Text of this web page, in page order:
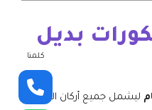
بديل
ليشمل جميع أركان المنزل.
كلمنا